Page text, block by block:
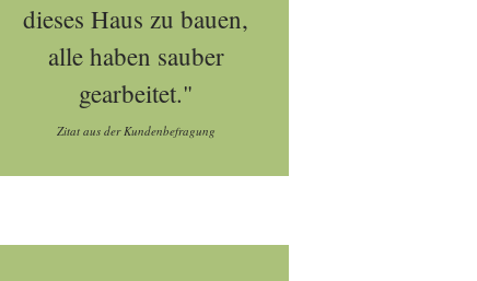
dieses Haus zu bauen,
alle haben sauber
gearbeitet."
Zitat aus der Kundenbefragung